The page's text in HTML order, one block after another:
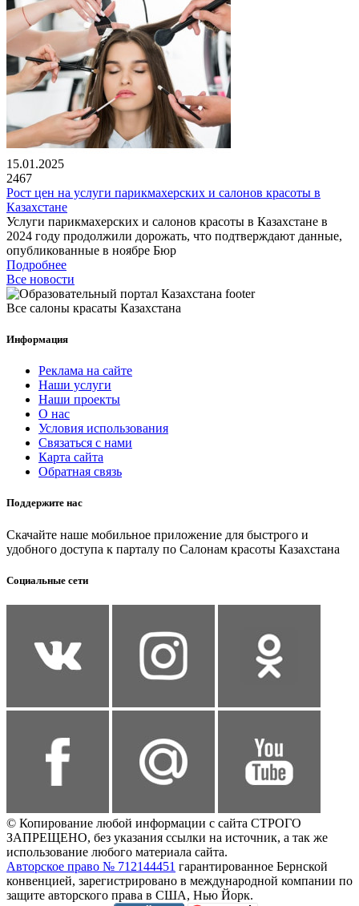
15.01.2025
2467
Рост цен на услуги парикмахерских и салонов красоты в
Казахстане
Услуги парикмахерских и салонов красоты в Казахстане в
2024 году продолжили дорожать, что подтверждают данные,
опубликованные в ноябре Бюр
Подробнее
Все новости
Все салоны красаты Казахстана
Информация
Реклама на сайте
Наши услуги
Наши проекты
О нас
Условия использования
Связаться с нами
Карта сайта
Обратная связь
Поддержите нас
Скачайте наше мобильное приложение для быстрого и
удобного доступа к парталу по Салонам красоты Казахстана
Социальные сети
© Копирование любой информации с сайта СТРОГО
ЗАПРЕЩЕНО, без указания ссылки на источник, а так же
использование любого материала сайта.
Авторское право № 712144451 гарантированное Бернской
конвенцией, зарегистрировано в международной компании по
защите авторского права в США, Нью Йорк.